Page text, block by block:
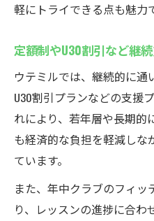
軽にトライできる点も魅力
定額制やU30割引など継
ウテミルでは、継続的に通
U30割引プランなどの支援
れにより、若年層や長期的
も経済的な負担を軽減しな
ています。
また、年中クラブのフィッ
り、レッスンの進捗に合